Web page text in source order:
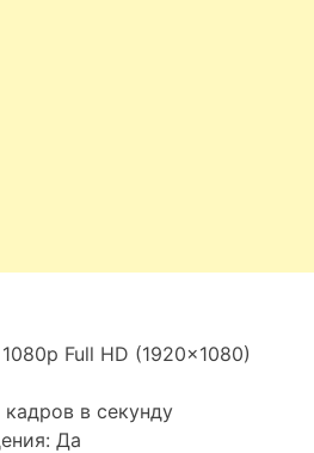
Full HD (1920×1080)
в секунду
Да